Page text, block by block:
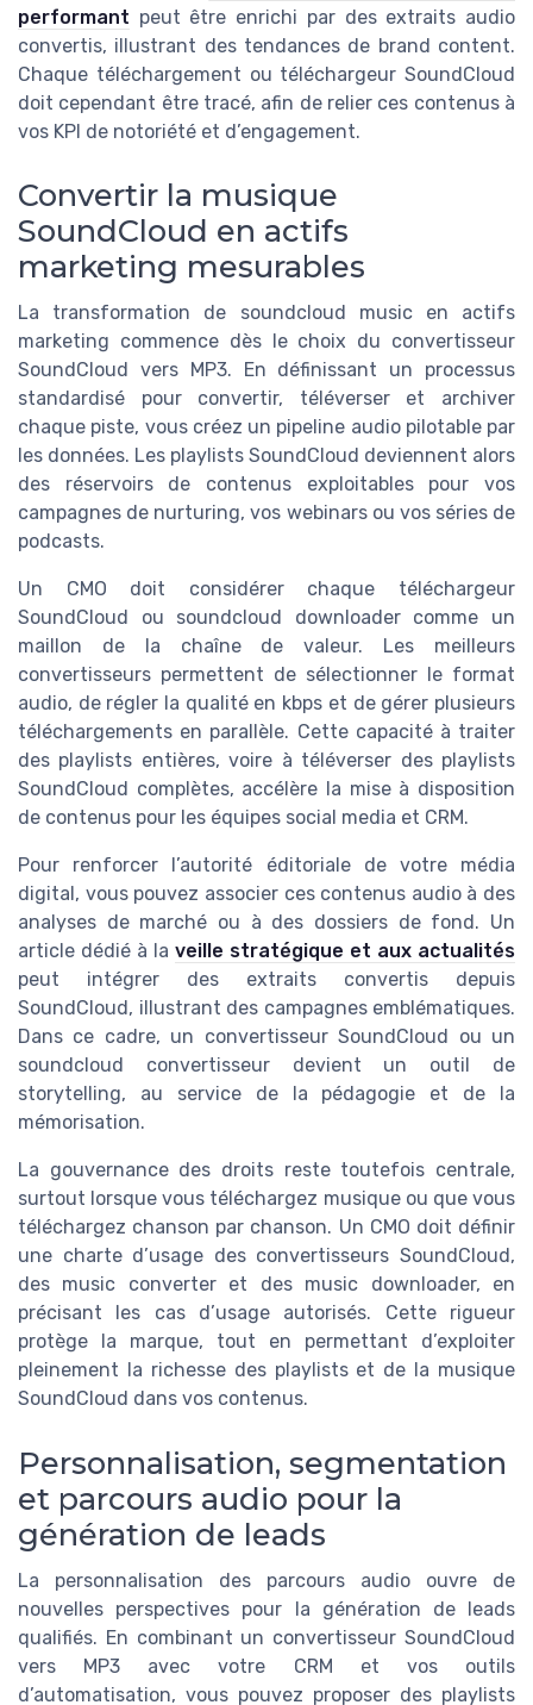
performant peut être enrichi par des extraits audio
convertis, illustrant des tendances de brand content.
Chaque téléchargement ou téléchargeur SoundCloud
doit cependant être tracé, afin de relier ces contenus à
vos KPI de notoriété et d’engagement.
Convertir la musique
SoundCloud en actifs
marketing mesurables
La transformation de soundcloud music en actifs
marketing commence dès le choix du convertisseur
SoundCloud vers MP3. En définissant un processus
standardisé pour convertir, téléverser et archiver
chaque piste, vous créez un pipeline audio pilotable par
les données. Les playlists SoundCloud deviennent alors
des réservoirs de contenus exploitables pour vos
campagnes de nurturing, vos webinars ou vos séries de
podcasts.
Un CMO doit considérer chaque téléchargeur
SoundCloud ou soundcloud downloader comme un
maillon de la chaîne de valeur. Les meilleurs
convertisseurs permettent de sélectionner le format
audio, de régler la qualité en kbps et de gérer plusieurs
téléchargements en parallèle. Cette capacité à traiter
des playlists entières, voire à téléverser des playlists
SoundCloud complètes, accélère la mise à disposition
de contenus pour les équipes social media et CRM.
Pour renforcer l’autorité éditoriale de votre média
digital, vous pouvez associer ces contenus audio à des
analyses de marché ou à des dossiers de fond. Un
article dédié à la veille stratégique et aux actualités
peut intégrer des extraits convertis depuis
SoundCloud, illustrant des campagnes emblématiques.
Dans ce cadre, un convertisseur SoundCloud ou un
soundcloud convertisseur devient un outil de
storytelling, au service de la pédagogie et de la
mémorisation.
La gouvernance des droits reste toutefois centrale,
surtout lorsque vous téléchargez musique ou que vous
téléchargez chanson par chanson. Un CMO doit définir
une charte d’usage des convertisseurs SoundCloud,
des music converter et des music downloader, en
précisant les cas d’usage autorisés. Cette rigueur
protège la marque, tout en permettant d’exploiter
pleinement la richesse des playlists et de la musique
SoundCloud dans vos contenus.
Personnalisation, segmentation
et parcours audio pour la
génération de leads
La personnalisation des parcours audio ouvre de
nouvelles perspectives pour la génération de leads
qualifiés. En combinant un convertisseur SoundCloud
vers MP3 avec votre CRM et vos outils
d’automatisation, vous pouvez proposer des playlists